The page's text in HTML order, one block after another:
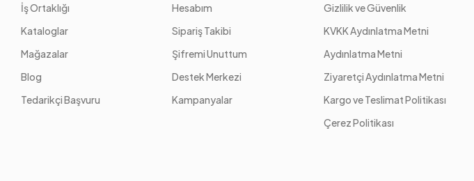
İş Ortaklığı
Kataloglar
Mağazalar
Blog
Tedarikçi Başvuru
Hesabım
Sipariş Takibi
Şifremi Unuttum
Destek Merkezi
Kampanyalar
Gizlilik ve Güvenlik
KVKK Aydınlatma Metni
Aydınlatma Metni
Ziyaretçi Aydınlatma Metni
Kargo ve Teslimat Politikası
Çerez Politikası